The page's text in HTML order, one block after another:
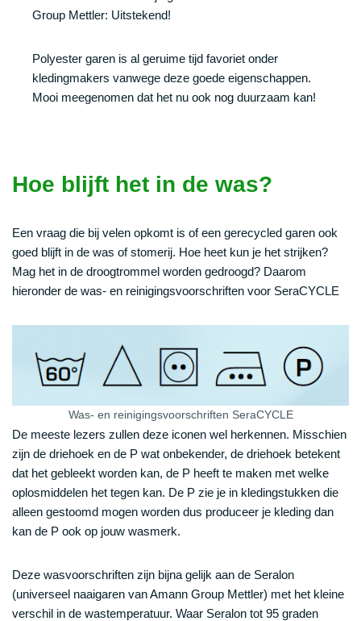
Group Mettler: Uitstekend!
Polyester garen is al geruime tijd favoriet onder
kledingmakers vanwege deze goede eigenschappen.
Mooi meegenomen dat het nu ook nog duurzaam kan!
Hoe blijft het in de was?
Een vraag die bij velen opkomt is of een gerecycled garen ook
goed blijft in de was of stomerij. Hoe heet kun je het strijken?
Mag het in de droogtrommel worden gedroogd? Daarom
hieronder de was- en reinigingsvoorschriften voor SeraCYCLE
Was- en reinigingsvoorschriften SeraCYCLE
De meeste lezers zullen deze iconen wel herkennen. Misschien
zijn de driehoek en de P wat onbekender, de driehoek betekent
dat het gebleekt worden kan, de P heeft te maken met welke
oplosmiddelen het tegen kan. De P zie je in kledingstukken die
alleen gestoomd mogen worden dus produceer je kleding dan
kan de P ook op jouw wasmerk.
Deze wasvoorschriften zijn bijna gelijk aan de Seralon
(universeel naaigaren van Amann Group Mettler) met het kleine
verschil in de wastemperatuur. Waar Seralon tot 95 graden